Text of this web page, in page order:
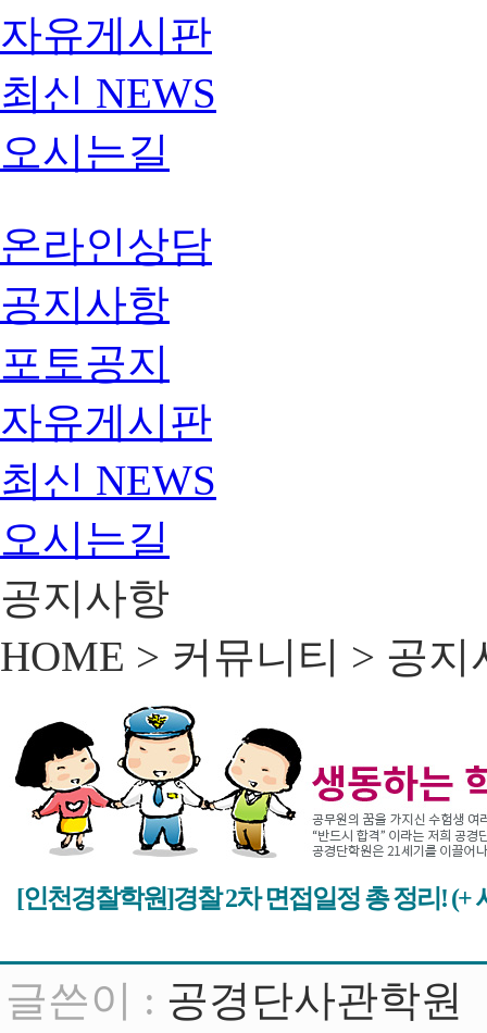
자유게시판
최신 NEWS
오시는길
온라인상담
공지사항
포토공지
자유게시판
최신 NEWS
오시는길
공지사항
HOME > 커뮤니티 > 공지
[인천경찰학원]경찰 2차 면접일정 총 정리! (+
글쓴이 : 공경단사관학원